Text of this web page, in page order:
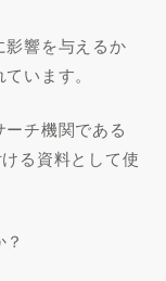
影響を与えるか
います。
チ機関である
る資料として使